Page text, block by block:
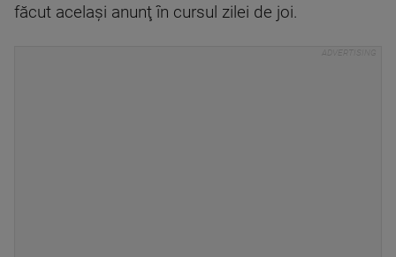
făcut acelaşi anunţ în cursul zilei de joi.